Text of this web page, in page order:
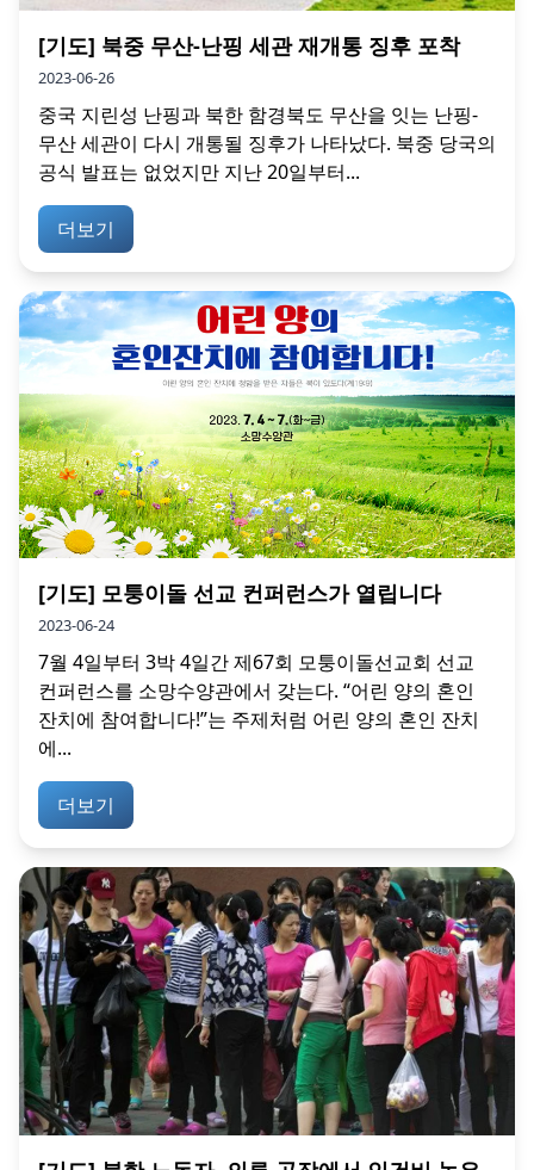
[기도] 북중 무산-난핑 세관 재개통 징후 포착
2023-06-26
중국 지린성 난핑과 북한 함경북도 무산을 잇는 난핑-
무산 세관이 다시 개통될 징후가 나타났다. 북중 당국의
공식 발표는 없었지만 지난 20일부터...
더보기
[기도] 모퉁이돌 선교 컨퍼런스가 열립니다
2023-06-24
7월 4일부터 3박 4일간 제67회 모퉁이돌선교회 선교
컨퍼런스를 소망수양관에서 갖는다. “어린 양의 혼인
잔치에 참여합니다!”는 주제처럼 어린 양의 혼인 잔치
에...
더보기